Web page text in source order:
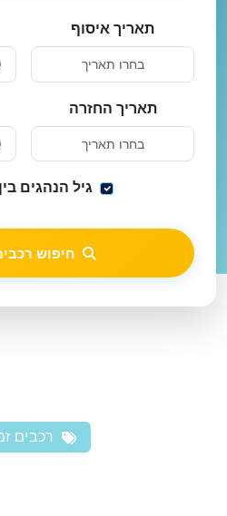
תאריך איסוף
תאריך החזרה
גיל הנהגים בין 30-65
חיפוש
רכבים